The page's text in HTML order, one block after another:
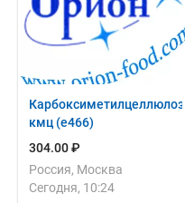
Карбоксиметилцеллюлоза
кмц (е466)
304.00 ₽
Россия, Москва
Сегодня, 10:24